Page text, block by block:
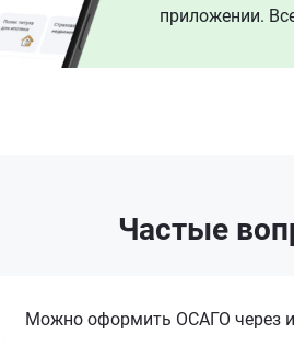
приложении.
Частые
Можно оформить ОСАГО через